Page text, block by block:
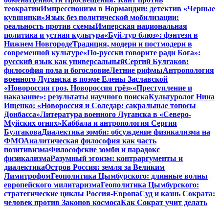
теократииИмпрессионизм в Нормандии: детектив «Черные
кувшинки»Язык без политической мобилизации:
реальность против схемыИмперская национальная
политика и устная культура«Буй-тур блюз»: фэнтези в
Нижнем НовгородеТрадиция, модерн и постмодерн в
современной культуре«По-русски говорите ради Бога»:
русский язык как универсальныйСергий Булгаков:
философия пола и богословиеЛетние рифмыАнтропология
военного Луганска в поэме Елены Заславской
«Новороссия гроз. Новороссия грёз»«Преступление и
наказание»: результаты научного поискаКультуролог Нина
Ищенко: «Новороссия и Соледар: сакральные топосы
Донбасса»Литература военного Луганска в «Северо-
Муйских огнях»Каббала и антропология Сергия
БулгаковаДиалектика зомби: обсуждение физикализма на
ФМОАналитическая философия как часть
позитивизмаФилософские зомби и парадокс
физикализмаРазумный эгоизм: контраргументы и
диалектикаОстров Россия: земля за Великим
ЛимитрофомГеополитика Цымбурского: длинные волны
европейского милитаризмаГеополитика Цымбурского:
стратегические циклы Россия-ЕвропаСуд и казнь Сократа:
человек против Законов космосаКак Сократ учит делать